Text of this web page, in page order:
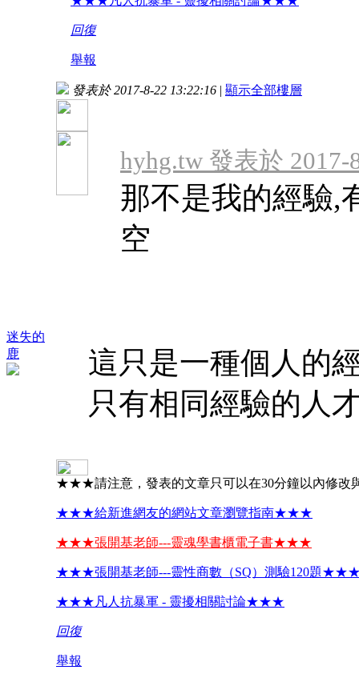
回復
舉報
迷失的
鹿
發表於 2017-8-22 13:22:16 | 顯示全部樓層
hyhg.tw 發表於 2017-
那不是我的經驗,
空
這只是一種個人的
只有相同經驗的人
★★★請注意，發表的文章只可以在30分鐘以內修
★★★給新進網友的網站文章瀏覽指南★★★
★★★張開基老師---靈魂學書櫃電子書★★★
★★★張開基老師---靈性商數（SQ）測驗120題
★★★凡人抗暴軍 - 靈擾相關討論★★★
回復
舉報